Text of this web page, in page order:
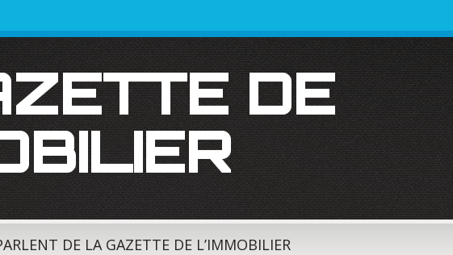
DE LA GAZETTE DE L’IMMOBILIER